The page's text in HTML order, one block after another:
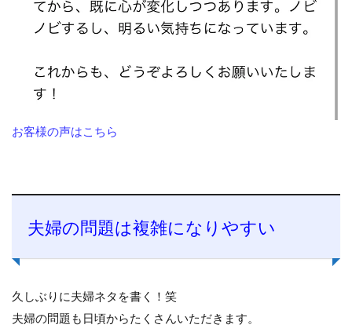
お客様の声はこちら
夫婦の問題は複雑になりやすい
久しぶりに夫婦ネタを書く！笑
夫婦の問題も日頃からたくさんいただきます。